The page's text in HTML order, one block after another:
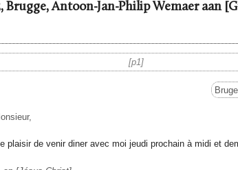
Brugge, Antoon-Jan-Philip Wemaer aan
p1
plaisir de venir diner avec moi jeudi prochain à midi et